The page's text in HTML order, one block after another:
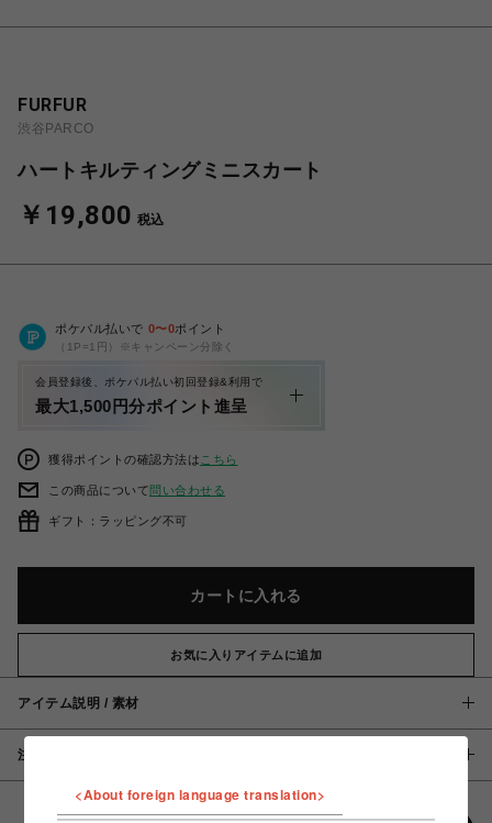
FURFUR
渋谷PARCO
ハートキルティングミニスカート
￥19,800 税込
ポケパル払いで 0〜0ポイント
（1P=1円）※キャンペーン分除く
会員登録後、ポケパル払い初回登録&利用で
最大1,500円分ポイント進呈
獲得ポイントの確認方法は こちら
この商品について問い合わせる
ギフト：ラッピング不可
カートに入れる
お気に入りアイテムに追加
アイテム説明 / 素材
注意事項
<About foreign language translation>